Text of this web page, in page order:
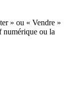
» ou « Vendre »
numérique ou la